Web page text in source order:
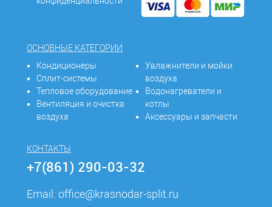
ОСНОВНЫЕ КАТЕГОРИИ
Кондиционеры
Сплит-системы
Тепловое оборудование
Вентиляция и очистка
воздуха
Увлажнители и мойки
воздуха
Водонагреватели и
котлы
Аксессуары и запчасти
КОНТАКТЫ
+7(861) 290-03-32
Email:office@krasnodar-split.ru